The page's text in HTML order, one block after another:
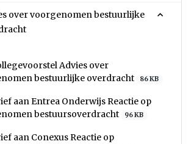
over voorgenomen bestuurlijke
Advies over
bestuurlijke overdracht
86 KB
aan Entrea Onderwijs Reactie op
bestuursoverdracht
96 KB
aan Conexus Reactie op